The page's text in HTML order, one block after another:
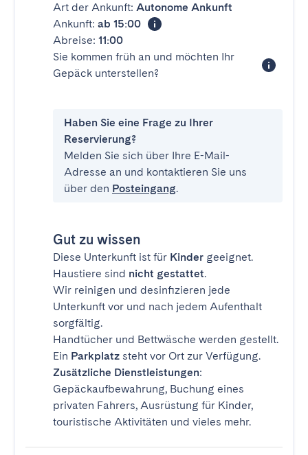
Art der Ankunft: Autonome Ankunft
Ankunft: ab 15:00
Abreise: 11:00
Sie kommen früh an und möchten Ihr
Gepäck unterstellen?
Haben Sie eine Frage zu Ihrer
Reservierung?
Melden Sie sich über Ihre E-Mail-
Adresse an und kontaktieren Sie uns
über den Posteingang.
Gut zu wissen
Diese Unterkunft ist für Kinder geeignet.
Haustiere sind nicht gestattet.
Wir reinigen und desinfizieren jede
Unterkunft vor und nach jedem Aufenthalt
sorgfältig.
Handtücher und Bettwäsche werden gestellt.
Ein Parkplatz steht vor Ort zur Verfügung.
Zusätzliche Dienstleistungen:
Gepäckaufbewahrung, Buchung eines
privaten Fahrers, Ausrüstung für Kinder,
touristische Aktivitäten und vieles mehr.